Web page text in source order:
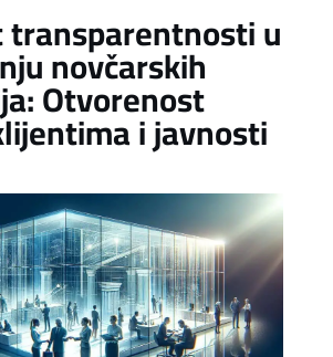
transparentnosti u
novčarskih
Otvorenost
i javnosti